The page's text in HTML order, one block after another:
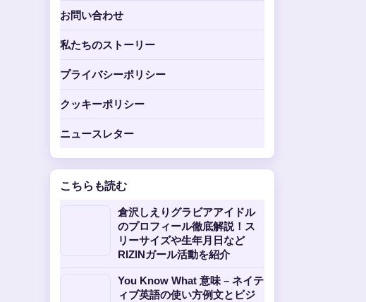
お問い合わせ
私たちのストーリー
プライバシーポリシー
クッキーポリシー
ニュースレター
こちらも読む
倉沢しえりグラビアアイドル
のプロフィール徹底解説！ス
リーサイズや生年月日など
RIZINガール活動を紹介
You Know What 意味 – ネイテ
ィブ英語の使い方例文とビジ